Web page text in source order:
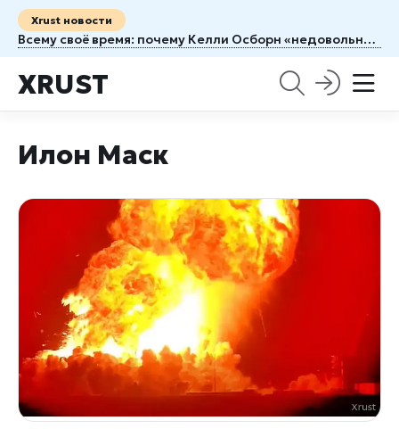
Xrust новости
Всему своё время: почему Келли Осборн «недовольна» бывшим женихом Сидом Уилсоном
XRUST
Илон Маск